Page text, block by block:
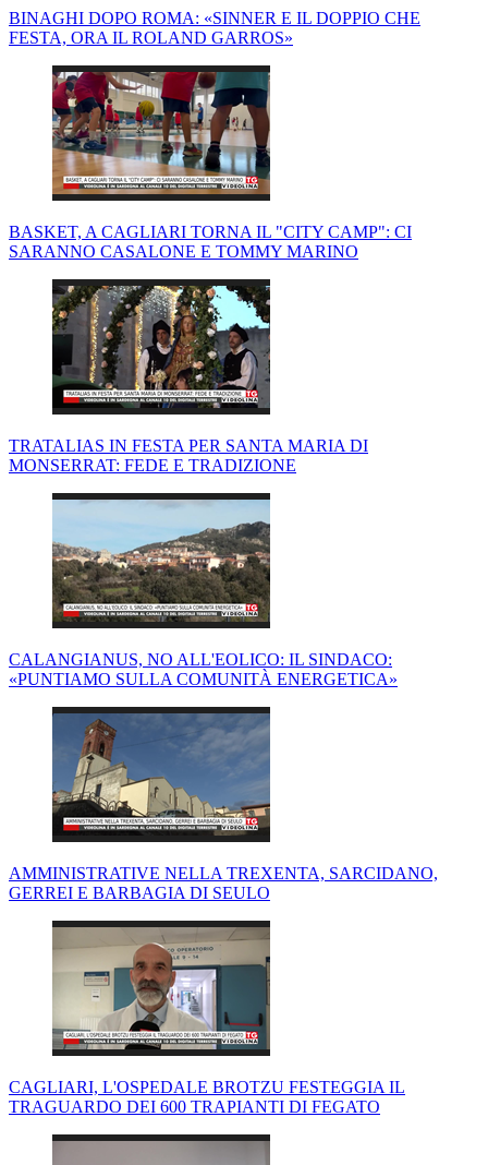
BINAGHI DOPO ROMA: «SINNER E IL DOPPIO CHE
FESTA, ORA IL ROLAND GARROS»
BASKET, A CAGLIARI TORNA IL "CITY CAMP": CI
SARANNO CASALONE E TOMMY MARINO
TRATALIAS IN FESTA PER SANTA MARIA DI
MONSERRAT: FEDE E TRADIZIONE
CALANGIANUS, NO ALL'EOLICO: IL SINDACO:
«PUNTIAMO SULLA COMUNITÀ ENERGETICA»
AMMINISTRATIVE NELLA TREXENTA, SARCIDANO,
GERREI E BARBAGIA DI SEULO
CAGLIARI, L'OSPEDALE BROTZU FESTEGGIA IL
TRAGUARDO DEI 600 TRAPIANTI DI FEGATO